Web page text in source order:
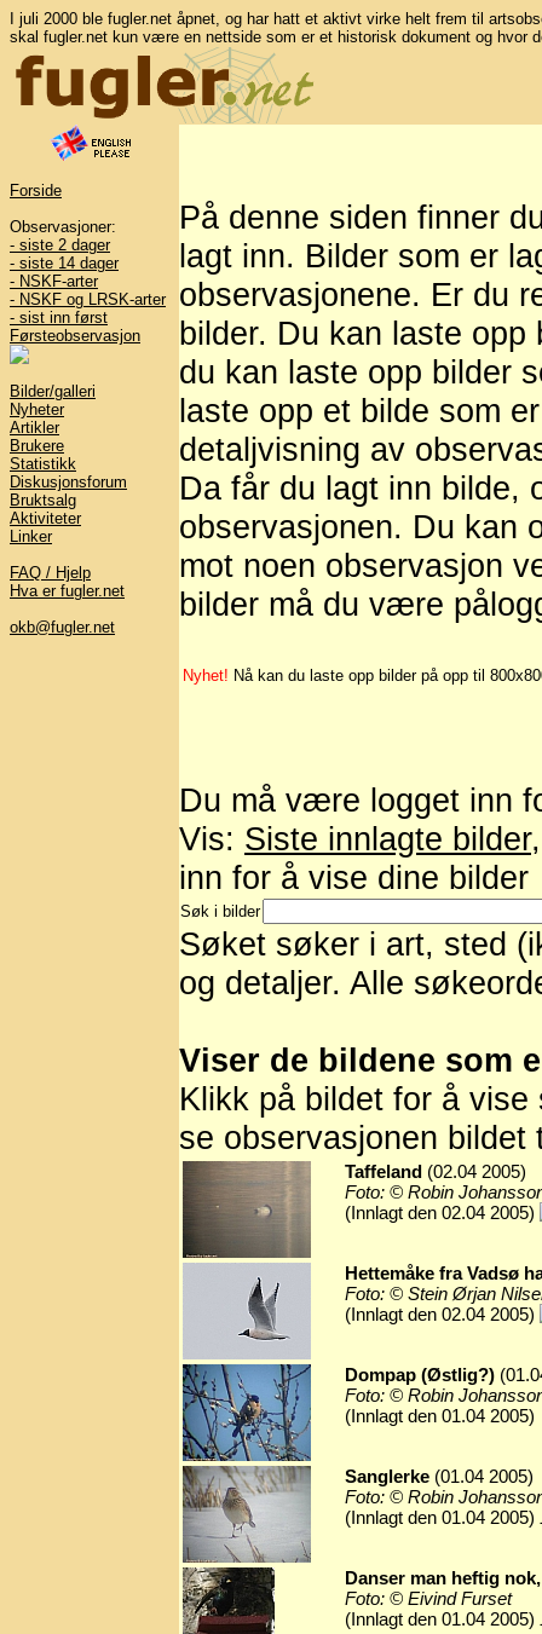
I juli 2000 ble fugler.net åpnet, og har hatt et aktivt virke helt frem til
skal fugler.net kun være en nettside som er et historisk dokument og hvor
Forside
Observasjoner:
- siste 2 dager
- siste 14 dager
- NSKF-arter
- NSKF og LRSK-arter
- sist inn først
Førsteobservasjon
Bilder/galleri
Nyheter
Artikler
Brukere
Statistikk
Diskusjonsforum
Bruktsalg
Aktiviteter
Linker
FAQ / Hjelp
Hva er fugler.net
okb@fugler.net
På denne siden finner
lagt inn. Bilder som er
observasjonene. Er du
bilder. Du kan laste
du kan laste opp bilder
laste opp et bilde som
detaljvisning av
Da får du lagt inn bilde,
observasjonen. Du kan
mot noen observasjon
bilder må du være
Nyhet! Nå kan du laste opp bilder på opp til
Du må være logget inn
Vis: Siste innlagte bilder
inn for å vise dine bilder
Søk i bilder
Søket søker i art, sted
og detaljer. Alle
Viser de bildene som
Klikk på bildet for å
se observasjonen bildet
Taffeland (02.04 2005)
Foto: © Robin
(Innlagt den 02.04 2005)
Hettemåke fra Vadsø
Foto: © Stein Ørjan
(Innlagt den 02.04 2005)
Dompap (Østlig?)
Foto: © Robin
(Innlagt den 01.04 2005)
Sanglerke (01.04 2005)
Foto: © Robin
(Innlagt den 01.04 2005)
Danser man heftig
Foto: © Eivind Furset
(Innlagt den 01.04 2005)